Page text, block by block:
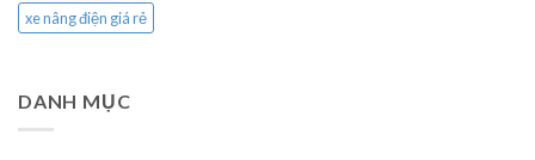
xe nâng điện giá rẻ
DANH MỤC